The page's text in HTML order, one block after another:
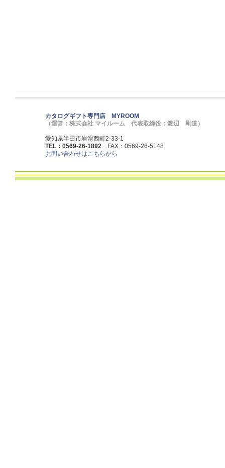
カタログギフト専門店 MYROOM
（運営：株式会社 マイルーム 代表取締役：渡辺 剛道）
愛知県半田市岩滑西町2-33-1
TEL：0569-26-1892 FAX：0569-26-5148
お問い合わせはこちらから